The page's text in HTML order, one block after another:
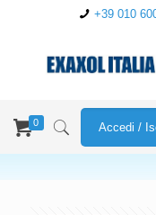
+39 010
0 Accedi /